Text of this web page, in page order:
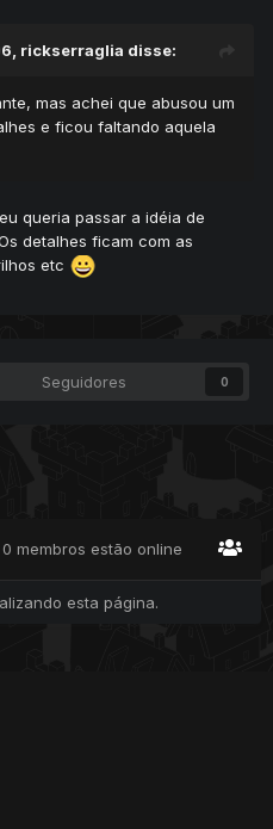
rickserraglia disse:
mas achei que abusou um
e ficou faltando aquela
queria passar a idéia de
detalhes ficam com as
etc
Seguidores 0
0 membros estão online
esta página.